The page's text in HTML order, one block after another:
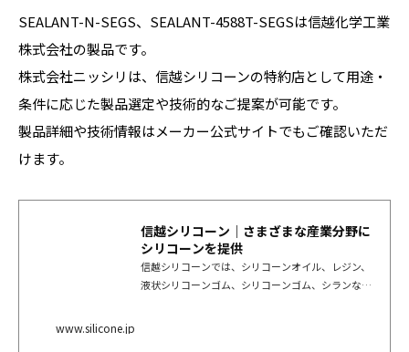
SEALANT-N-SEGS、SEALANT-4588T-SEGSは信越化学工業
株式会社の製品です。
株式会社ニッシリは、信越シリコーンの特約店として用途・
条件に応じた製品選定や技術的なご提案が可能です。
製品詳細や技術情報はメーカー公式サイトでもご確認いただ
けます。
信越シリコーン｜さまざまな産業分野に
シリコーンを提供
信越シリコーンでは、シリコーンオイル、レジン、
液状シリコーンゴム、シリコーンゴム、シランな
www.silicone.jp